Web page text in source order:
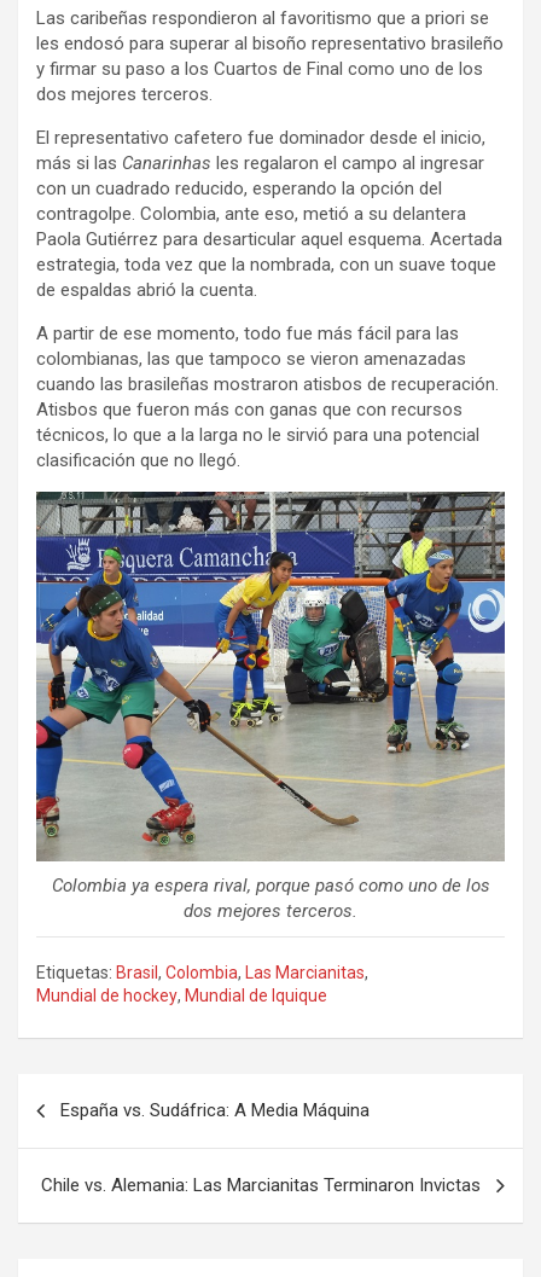
Las caribeñas respondieron al favoritismo que a priori se
les endosó para superar al bisoño representativo brasileño
y firmar su paso a los Cuartos de Final como uno de los
dos mejores terceros.
El representativo cafetero fue dominador desde el inicio,
más si las Canarinhas les regalaron el campo al ingresar
con un cuadrado reducido, esperando la opción del
contragolpe. Colombia, ante eso, metió a su delantera
Paola Gutiérrez para desarticular aquel esquema. Acertada
estrategia, toda vez que la nombrada, con un suave toque
de espaldas abrió la cuenta.
A partir de ese momento, todo fue más fácil para las
colombianas, las que tampoco se vieron amenazadas
cuando las brasileñas mostraron atisbos de recuperación.
Atisbos que fueron más con ganas que con recursos
técnicos, lo que a la larga no le sirvió para una potencial
clasificación que no llegó.
Colombia ya espera rival, porque pasó como uno de los
dos mejores terceros.
Etiquetas: Brasil , Colombia, Las Marcianitas,
Mundial de hockey, Mundial de Iquique
entradas
España vs. Sudáfrica: A Media Máquina
Chile vs. Alemania: Las Marcianitas Terminaron Invictas